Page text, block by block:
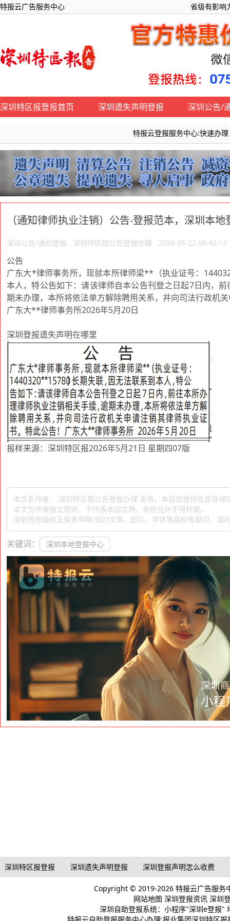
特报云广告服务中心 省级有影响
深圳特区报登报首页 深圳遗失声明登报 深圳公告/
特报云登报服务中心:快速办理《
（通知律师执业注销）公告-登报范本，深圳本地
深圳公告/通知登报 深圳特区报公告登报办理 2026-05-22 08:42:12
公告
广东大*律师事务所，现就本所律师梁**（执业证号：
本人，特公告如下：请该律师自本公告刊登之日起7日内，
期未办理，本所将依法单方解除聘用关系，并向司法行政机
广东大**律师事务所2026年5月20日
深圳登报遗失声明在哪里
报样来源：深圳特区报2026年5月21日 星期四07版
本文系作者： 深圳特区报公告登报办理 发表，本站仅提供信息存储
本文为作者独立观点，不代表本站立场，未经允许不得转载。
深圳登报版权及免责申明:如对文章、图片、字体等版权有疑问，请
关键词： 深圳本地登报中心
深圳特区报登报 深圳遗失声明登报 深圳登报声明怎么收费
Copyright © 2019-2026 特报云广告服务
网站地图 深圳登报资讯深圳
深圳自助登报系统：小程序"深圳e登报"